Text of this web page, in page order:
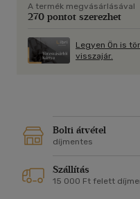
A termék megvásárlásával
270 pontot szerezhet
Legyen Ön is
visszajár.
Bolti átvétel
díjmentes
Szállítás
15 000 Ft felett